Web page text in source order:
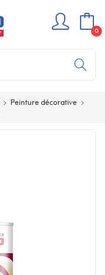
0
Peinture décorative